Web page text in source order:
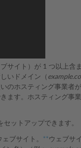
サイト）が 1 つ以上含
いドメイン（
のホスティング事業者
ます。ホスティング事
セットアップできます。
ブサイト。 ** ウェブサ